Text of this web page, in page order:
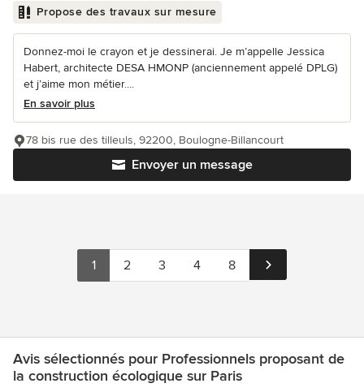
Propose des travaux sur mesure
Donnez-moi le crayon et je dessinerai. Je m’appelle Jessica
Habert, architecte DESA HMONP (anciennement appelé DPLG)
et j’aime mon métier....
En savoir plus
Envoyer un message
78 bis rue des tilleuls, 92200, Boulogne-Billancourt
1 2 3 4 8
Avis sélectionnés pour Professionnels proposant de
la construction écologique sur Paris